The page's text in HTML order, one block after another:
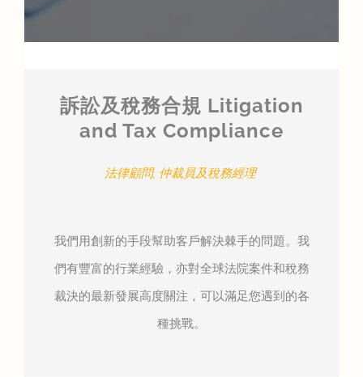
訴訟及稅務合規 Litigation
and Tax Compliance
法律顧問, 仲裁員及稅務經理
我們用創新的手段幫助客戶解決棘手的問題。我
們有豐富的行業經驗，亦對全球法院案件和稅務
裁決的最新發展高度關注，可以滿足您遇到的各
種挑戰。